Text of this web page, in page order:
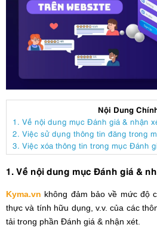
Nội Dung
1. Về nội dung mục Đánh giá & nhận
2. Việc sử dụng thông tin đăng trong
3. Việc xóa thông tin trong mục Đánh
1. Về nội dung mục Đánh giá &
Kyma.vn không đảm bảo về mức độ
thực và tính hữu dụng, v.v. của các
tải trong phần Đánh giá & nhận xét.